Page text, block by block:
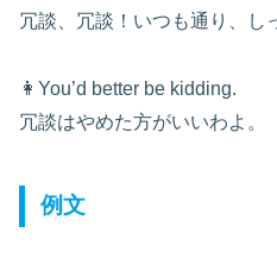
冗談、冗談！いつも通り、し
👩You’d better be kidding.
冗談はやめた方がいいわよ。
例文